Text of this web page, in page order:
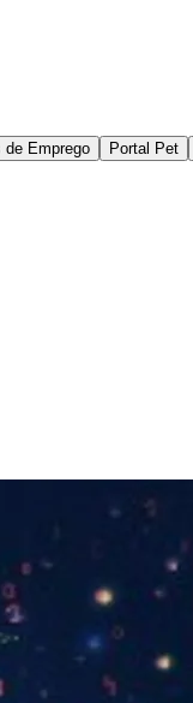
ItaquitiJardim Julio
Jardim Tupã
de Emprego Portal Pet